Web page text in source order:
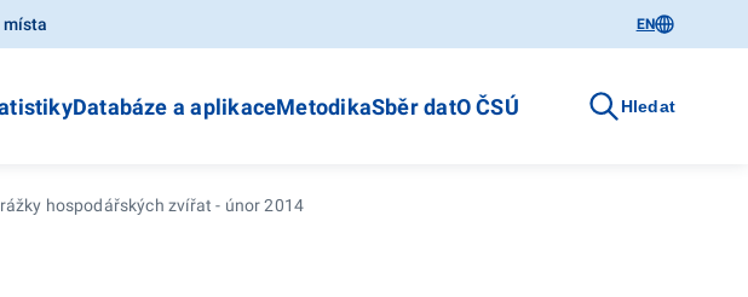
místa EN
Databáze a aplikaceMetodikaSběr datO ČSÚ Hledat
hospodářských zvířat - únor 2014